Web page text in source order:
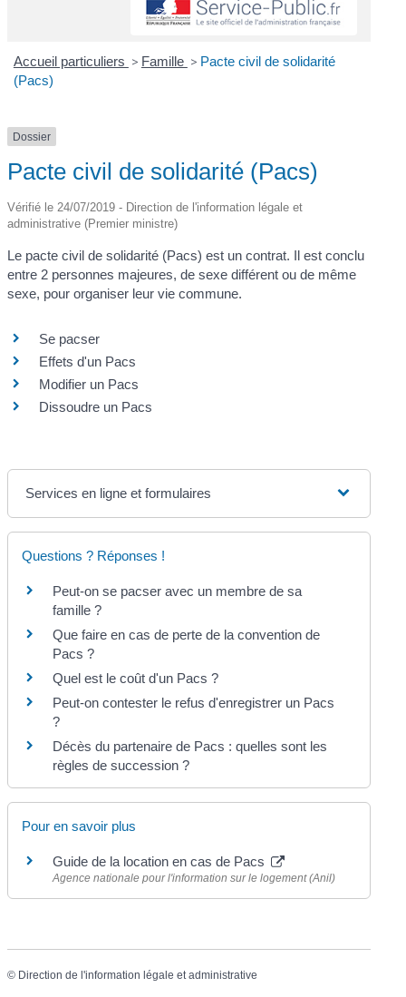
Accueil particuliers > Famille > Pacte civil de solidarité
(Pacs)
Dossier
Pacte civil de solidarité (Pacs)
Vérifié le 24/07/2019 - Direction de l'information légale et
administrative (Premier ministre)
Le pacte civil de solidarité (Pacs) est un contrat. Il est conclu
entre 2 personnes majeures, de sexe différent ou de même
sexe, pour organiser leur vie commune.
Se pacser
Effets d'un Pacs
Modifier un Pacs
Dissoudre un Pacs
Services en ligne et formulaires
Questions ? Réponses !
Peut-on se pacser avec un membre de sa
famille ?
Que faire en cas de perte de la convention de
Pacs ?
Quel est le coût d'un Pacs ?
Peut-on contester le refus d'enregistrer un Pacs
?
Décès du partenaire de Pacs : quelles sont les
règles de succession ?
Pour en savoir plus
Guide de la location en cas de Pacs
Agence nationale pour l'information sur le logement (Anil)
© Direction de l'information légale et administrative